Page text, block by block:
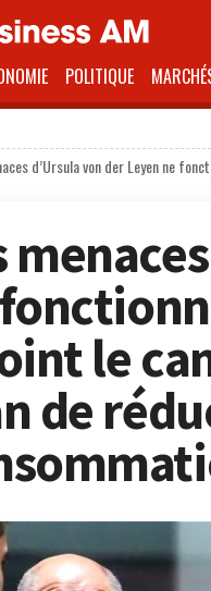
POLITIQUE
d’Ursula von der Leyen ne
le
de